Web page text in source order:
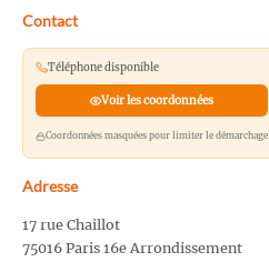
Contact
Téléphone disponible
Voir les coordonnées
Coordonnées masquées pour limiter le démarchage
Adresse
17 rue Chaillot
75016 Paris 16e Arrondissement